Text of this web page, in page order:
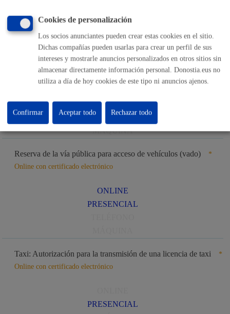
TELÉFONO
Reserva de aparcamiento por actividad (hospitales, hoteles,
gasóleo..)
* Online con certificado electrónico
PRESENCIAL
TELÉFONO
MÁQUINA
Reserva de la vía pública para acceso de vehículos (vado)
*
Online con certificado electrónico
ONLINE
PRESENCIAL
Taxi: Autorización para la transmisión de una licencia de taxi
*
Online con certificado electrónico
PRESENCIAL
Cookies de personalización
Los socios anunciantes pueden crear estas cookies en el sitio.
Dichas compañías pueden usarlas para crear un perfil de sus
intereses y mostrarle anuncios personalizados en otros sitios sin
almacenar directamente información personal. Donostia.eus no
utiliza a día de hoy cookies de este tipo ni anuncios ajenos.
Rechazar todo
Confirmar Aceptar todo